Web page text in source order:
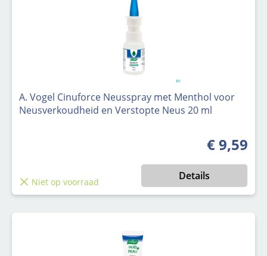
A. Vogel Cinuforce Neusspray met Menthol voor
Neusverkoudheid en Verstopte Neus 20 ml
Normale
€ 9,59
Niet op voorraad Details